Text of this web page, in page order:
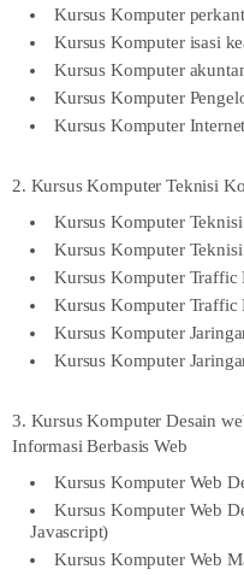
Kursus Komputer
Kursus Komputer isasi
Kursus Komputer
Kursus Komputer
Kursus Komputer
2. Kursus Komputer Teknisi
Kursus Komputer
Kursus Komputer
Kursus Komputer Traffic
Kursus Komputer
Kursus Komputer
Kursus Komputer
3. Kursus Komputer Desain
Informasi Berbasis Web
Kursus Komputer Web
Kursus Komputer Web
Javascript)
Kursus Komputer Web